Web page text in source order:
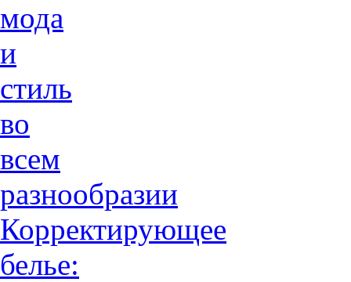
мода
и
стиль
во
всем
разнообразии
Корректирующее
белье: